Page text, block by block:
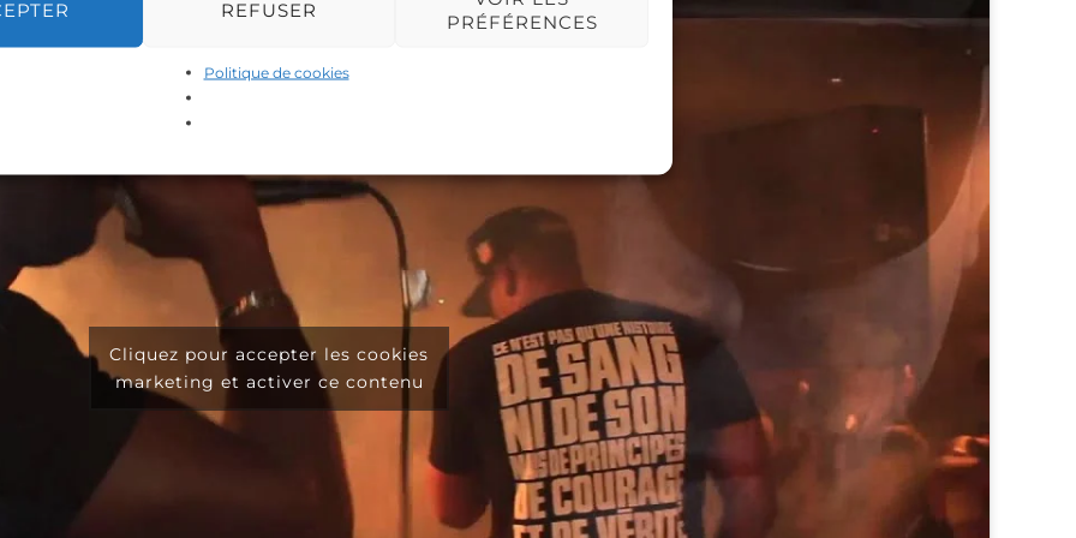
REFUSER
PRÉFÉRENCES
Politique de cookies
Cliquez pour accepter les cookies
marketing et activer ce contenu